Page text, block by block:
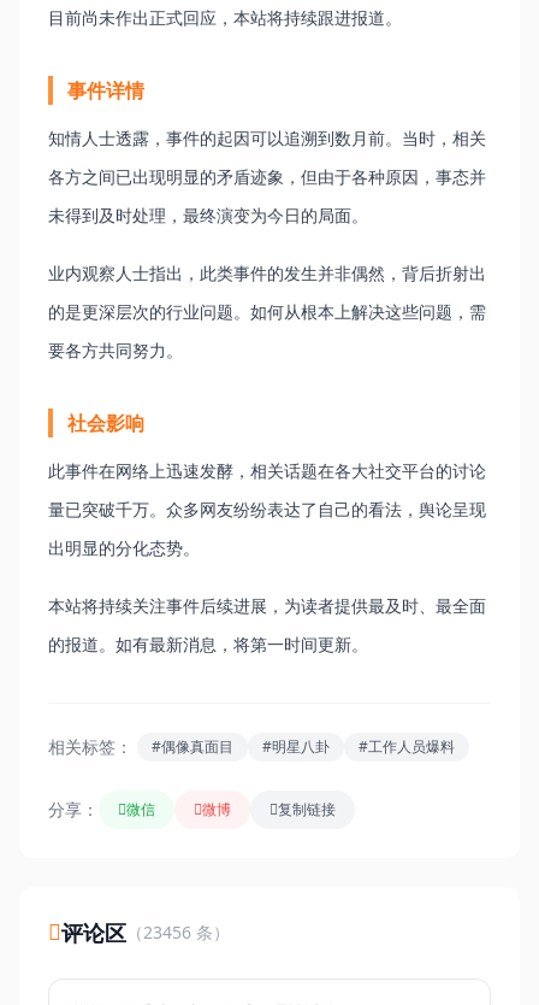
目前尚未作出正式回应，本站将持续跟进报道。
事件详情
知情人士透露，事件的起因可以追溯到数月前。当时，相关
各方之间已出现明显的矛盾迹象，但由于各种原因，事态并
未得到及时处理，最终演变为今日的局面。
业内观察人士指出，此类事件的发生并非偶然，背后折射出
的是更深层次的行业问题。如何从根本上解决这些问题，需
要各方共同努力。
社会影响
此事件在网络上迅速发酵，相关话题在各大社交平台的讨论
量已突破千万。众多网友纷纷表达了自己的看法，舆论呈现
出明显的分化态势。
本站将持续关注事件后续进展，为读者提供最及时、最全面
的报道。如有最新消息，将第一时间更新。
相关标签： #偶像真面目 #明星八卦 #工作人员爆料
分享： 微信 微博 复制链接
评论区 （23456 条）